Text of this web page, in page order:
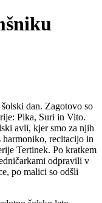
dan. Zagotovo so
Pika, Suri in Vito.
avli, kjer smo za njih
recitacijo in
Tertinek. Po kratkem
odpravili v
po malici so odšli